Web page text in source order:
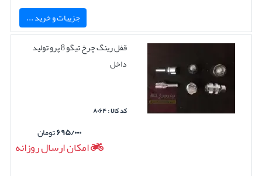
جزییات و خرید ...
قفل رینگ چرخ تیگو 8 پرو تولید
داخل
کد کالا : ۸۰۶۴
۶۹۵/۰۰۰تومان
امکان ارسال روزانه